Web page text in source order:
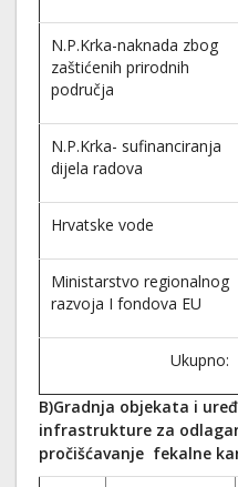
N.P.Krka-naknada zbog
zaštićenih prirodnih
područja
N.P.Krka- sufinanciranja
dijela radova
Hrvatske vode
Ministarstvo regionalnog
razvoja I fondova EU
Ukupno:
B)Gradnja objekata i
infrastrukture za
pročišćavanje fekalne